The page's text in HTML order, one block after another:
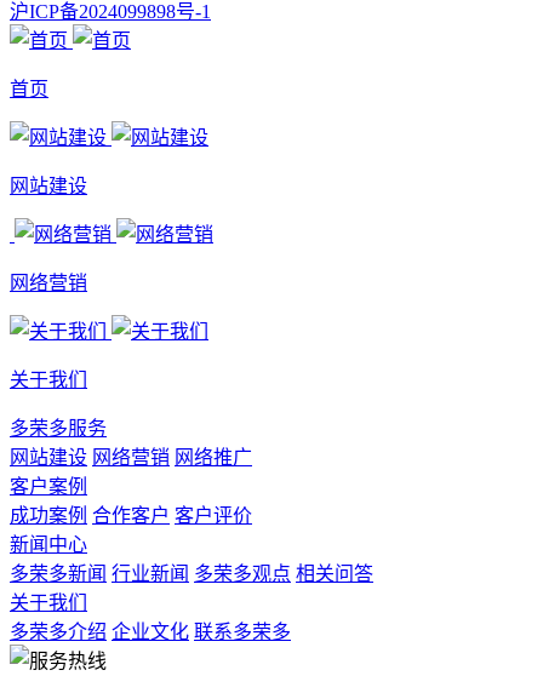
沪ICP备2024099898号-1
首页
网站建设
网络营销
关于我们
多荣多服务
网站建设 网络营销 网络推广
客户案例
成功案例 合作客户 客户评价
新闻中心
多荣多新闻 行业新闻 多荣多观点 相关问答
关于我们
多荣多介绍 企业文化 联系多荣多